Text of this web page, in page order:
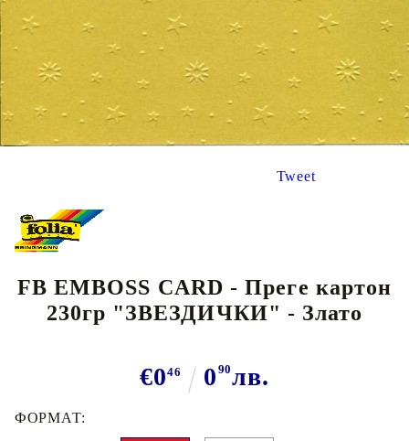
Tweet
FB EMBOSS CARD - Преге картон
230гр "ЗВЕЗДИЧКИ" - Злато
€046 0 90лв.
ФОРМАТ: